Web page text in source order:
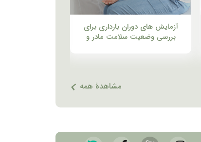
آزمایش های دوران بارداری برای
بررسی وضعیت سلامت مادر و
مشاهدهٔ همه